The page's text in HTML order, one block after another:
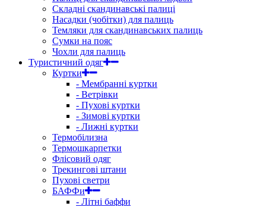
Складні скандинавські палиці
Насадки (чобітки) для палиць
Темляки для скандинавських палиць
Сумки на пояс
Чохли для палиць
Туристичний одяг
Куртки
- Мембранні куртки
- Ветрівки
- Пухові куртки
- Зимові куртки
- Лижні куртки
Термобілизна
Термошкарпетки
Флісовий одяг
Трекингові штани
Пухові светри
БАФФи
- Літні баффи